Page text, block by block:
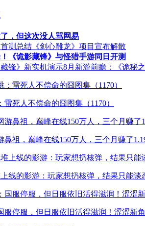
了，但这次没人骂网易
测总结 《剑心雕龙》项目宣布解散
《诡影藏锋》与怪猎手游同日开测
锋》新实机演示8月新游前瞻：《诡秘
雷死人不偿命的囧图集（1170）
鼻祖，巅峰在线150万人，三个月赚了
线的影游：玩家想扔核弹，结果只能谈
服停服，但日服依旧活得滋润！涩涩新